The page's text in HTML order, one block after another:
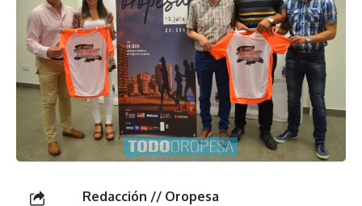
Redacción // Oropesa